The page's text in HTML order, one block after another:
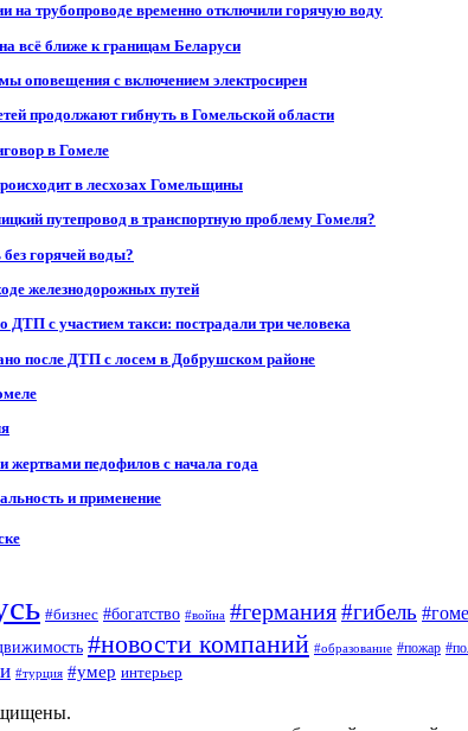
на трубопроводе временно отключили горячую воду
всё ближе к границам Беларуси
оповещения с включением электросирен
продолжают гибнуть в Гомельской области
в Гомеле
в лесхозах Гомельщины
путепровод в транспортную проблему Гомеля?
горячей воды?
железнодорожных путей
с участием такси: пострадали три человека
после ДТП с лосем в Добрушском районе
жертвами педофилов с начала года
и применение
#бизнес #богатство #война #германия#гибель
#новости компаний #образование #пожар
#турция #умер интерьер